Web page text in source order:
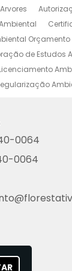
Orçamento
de Estudos
APP
Serviços
Poluidoras
em
Plantio de Arvores
0064
0064